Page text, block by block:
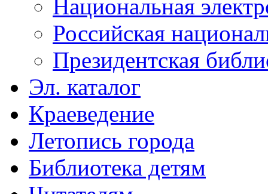
Национальная
Российская
Президентская
Эл. каталог
Краеведение
Летопись города
Библиотека детям